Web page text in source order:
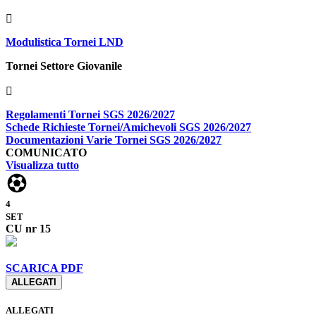
Modulistica Tornei LND
Tornei Settore Giovanile
Regolamenti Tornei SGS 2026/2027
Schede Richieste Tornei/Amichevoli SGS 2026/2027
Documentazioni Varie Tornei SGS 2026/2027
COMUNICATO
Visualizza tutto
4
SET
CU nr 15
SCARICA PDF
ALLEGATI
ALLEGATI